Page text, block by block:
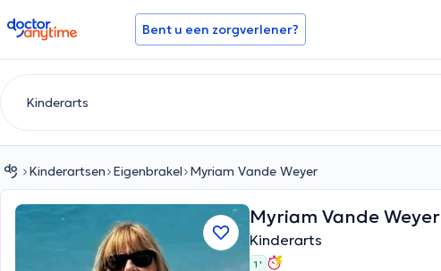
doctoranytime Bent u een zorgverlener?
Kinderartsen Eigenbrakel Myriam Vande Weyer
Myriam Vande Weyer
Kinderarts
1 '